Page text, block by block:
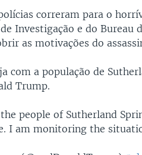
correram para o
Investigação e do Bureau
as motivações do
com a população de
Trump.
people of Sutherland
I am monitoring the